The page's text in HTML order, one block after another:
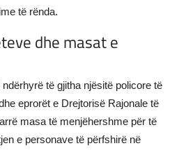
të rënda.
dhe masat e
të gjitha njësitë policore të
eprorët e Drejtorisë Rajonale të
masa të menjëhershme për të
e personave të përfshirë në